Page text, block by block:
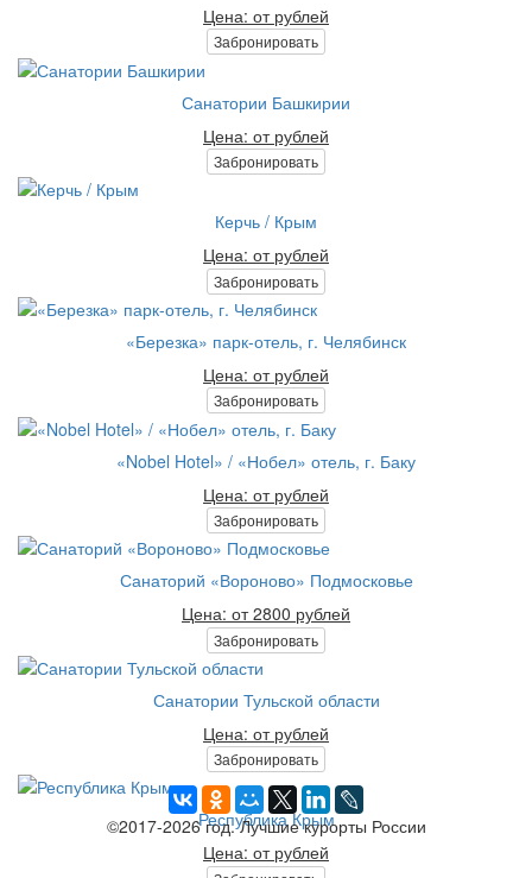
Цена: от рублей
Забронировать
Санатории Башкирии
Цена: от рублей
Забронировать
Керчь / Крым
Цена: от рублей
Забронировать
«Березка» парк-отель, г. Челябинск
Цена: от рублей
Забронировать
«Nobel Hotel» / «Нобел» отель, г. Баку
Цена: от рублей
Забронировать
Санаторий «Вороново» Подмосковье
Цена: от 2800 рублей
Забронировать
Санатории Тульской области
Цена: от рублей
Забронировать
Республика Крым
Цена: от рублей
©2017-2026 год. Лучшие курорты России